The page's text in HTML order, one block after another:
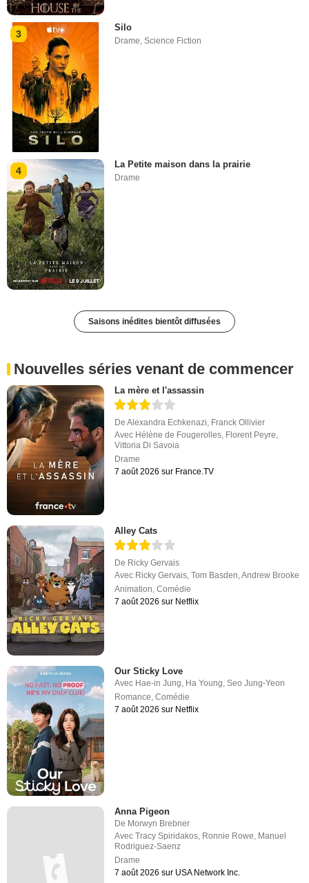
3
Silo
Drame,Science Fiction
4
La Petite maison dans la prairie
Drame
Saisons inédites bientôt diffusées
Nouvelles séries venant de commencer
La mère et l'assassin
DeAlexandra Echkenazi Franck Ollivier
Avec Hélène de Fougerolles Florent Peyre
Vittoria Di Savoia
Drame
7 août 2026 sur France.TV
Alley Cats
De Ricky Gervais
Avec Ricky Gervais,Tom Basden,Andrew Brooke
Animation,Comédie
7 août 2026 sur Netflix
Our Sticky Love
Avec Hae-in Jung, Ha Young,Seo Jung-Yeon
Romance,Comédie
7 août 2026 sur Netflix
Anna Pigeon
De Morwyn Brebner
AvecTracy Spiridakos, Ronnie Rowe, Manuel
Rodriguez-Saenz
Drame
7 août 2026 sur USA Network Inc.